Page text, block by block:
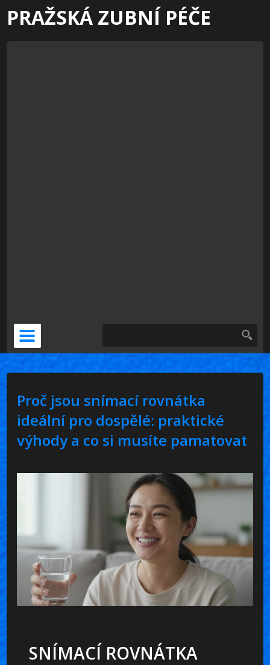
PRAŽSKÁ ZUBNÍ PÉČE
DOČASNÁ NÁHRADA
KERAMICKÁ KORUNKA
VENEERS
PSÍ ZUBNÍ BOLEST
Proč jsou snímací rovnátka
ideální pro dospělé: praktické
výhody a co si musíte pamatovat
SNÍMACÍ ROVNÁTKA